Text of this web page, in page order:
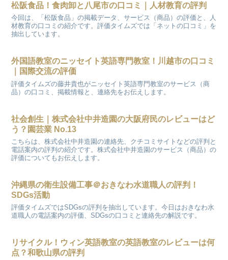
松阪食品！食肉卸と八尾市の口コミ｜人材教育の評判
今回は、「松阪食品」の掲載データ、サービス（商品）の評価と、人
材教育の口コミの紹介です。評価タイムズでは「ネットの口コミ」を
抽出しています。
外国語教室のニッセイト英語専門教室！川越市の口コミ
｜国際交流の評価
評価タイムズの藤井貴也がニッセイト英語専門教室のサービス（商
品）の口コミ、掲載情報と、連絡先をお伝えします。
社会創生｜株式会社中井造園の大阪府民のレビューはど
う？園芸業 No.13
こちらは、株式会社中井造園の連絡先、クチコミサイトなどの評判と
電話案内の評判の紹介です。株式会社中井造園のサービス（商品）の
評価についてもお伝えします。
沖縄県の衛生設備工事＠おきなわ水道職人の評判！
SDGs活動
評価タイムズではSDGsの評判を抽出しています。今日はおきなわ水
道職人の電話案内の評価、SDGsの口コミと連絡先の解説です。
リサイクル！ウィン英語教室の英語教室のレビューは何
点？和歌山県の評判